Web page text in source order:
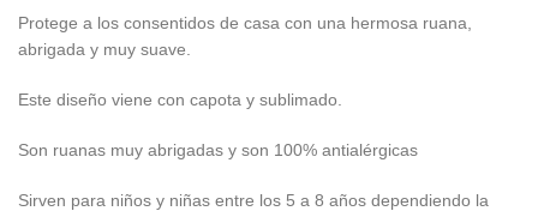
Protege a los consentidos de casa con una hermosa ruana,
abrigada y muy suave.
Este diseño viene con capota y sublimado.
Son ruanas muy abrigadas y son 100% antialérgicas
Sirven para niños y niñas entre los 5 a 8 años dependiendo la